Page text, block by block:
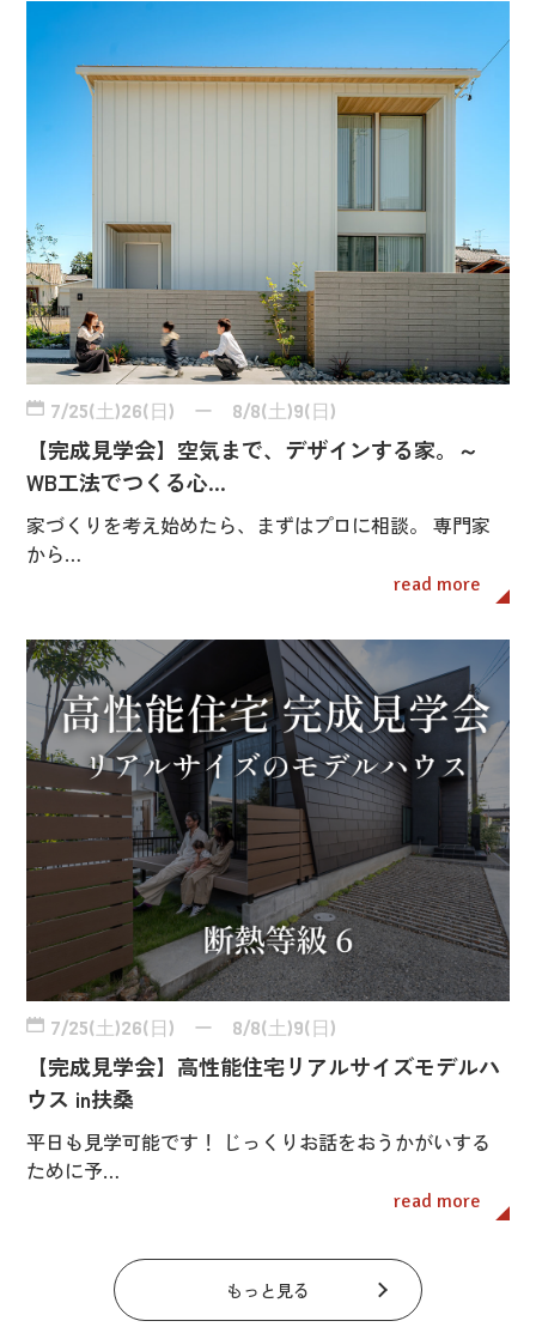
7/25(土)26(日) ー 8/8(土)9(日)
【完成見学会】空気まで、デザインする家。～
WB工法でつくる心…
家づくりを考え始めたら、まずはプロに相談。 専門家
から…
read more
7/25(土)26(日) ー 8/8(土)9(日)
【完成見学会】高性能住宅リアルサイズモデルハ
ウス in扶桑
平日も見学可能です！ じっくりお話をおうかがいする
ために予…
read more
もっと見る